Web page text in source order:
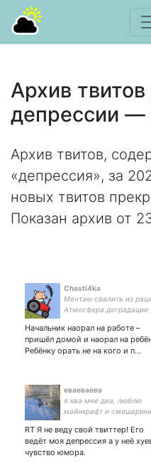
Архив
депрессии —
Архив твитов,
«депрессия», за
новых твитов
Показан архив от
Chasti4ka
Мечтаю свалить из
Атмосфера деградации
Начальник наорал на работе –
пришёл домой и наорал на
Ребёнку орать не на кого и п…
еваеваева
я ква мне два, люблю
майнкрафт и смешарики
RT Я не веду свой твиттер! Его
ведёт моя депрессия а у неё
чувство юмора.